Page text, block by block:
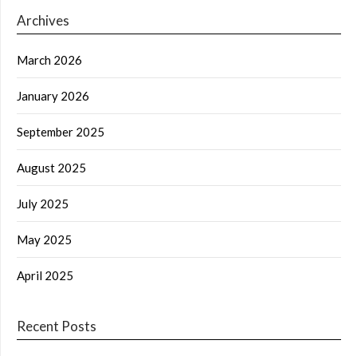
Archives
March 2026
January 2026
September 2025
August 2025
July 2025
May 2025
April 2025
Recent Posts